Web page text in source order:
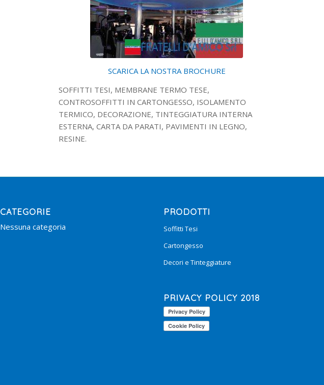
SCARICA LA NOSTRA BROCHURE
SOFFITTI TESI, MEMBRANE TERMO TESE,
CONTROSOFFITTI IN CARTONGESSO, ISOLAMENTO
TERMICO, DECORAZIONE, TINTEGGIATURA INTERNA
ESTERNA, CARTA DA PARATI, PAVIMENTI IN LEGNO,
RESINE.
CATEGORIE
Nessuna categoria
PRODOTTI
Soffitti Tesi
Cartongesso
Decori e Tinteggiature
PRIVACY POLICY 2018